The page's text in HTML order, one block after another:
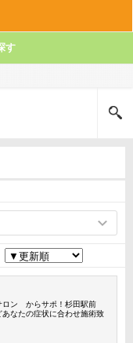
す
ロン からサポ！杉田駅前
なたの症状に合わせ施術致